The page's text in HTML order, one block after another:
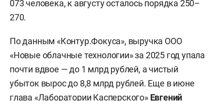
073 человека, к августу осталось порядка 250–
270.
По данным «Контур.Фокуса», выручка ООО
«Новые облачные технологии» за 2025 год упала
почти вдвое — до 1 млрд рублей, а чистый
убыток вырос до 8,8 млрд рублей. Еще в июне
глава «Лаборатории Касперского» Евгений